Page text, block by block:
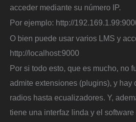
acceder mediante su número IP.
Por ejemplo: http://
O bien puede usar varios LMS y
http://localhost:9000
Por si todo esto, que es mucho, no
admite extensiones (plugins), y hay
radios hasta ecualizadores. Y,
tiene una interfaz linda y el